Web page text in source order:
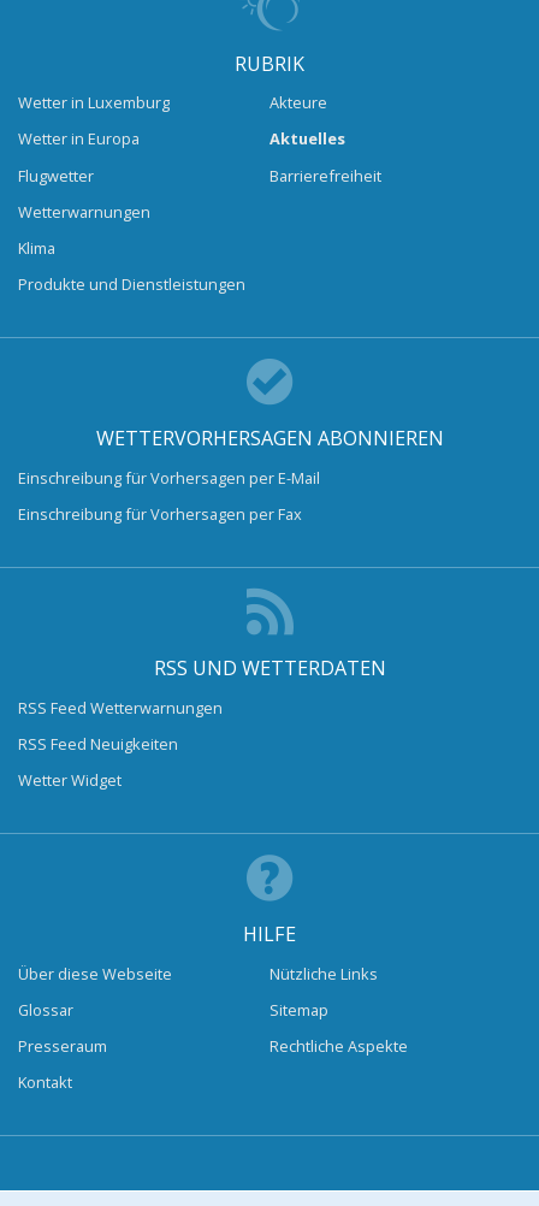
RUBRIK
Wetter in Luxemburg
Wetter in Europa
Flugwetter
Wetterwarnungen
Klima
Produkte und Dienstleistungen
Akteure
Aktuelles
Barrierefreiheit
WETTERVORHERSAGEN ABONNIEREN
Einschreibung für Vorhersagen per E-Mail
Einschreibung für Vorhersagen per Fax
RSS UND WETTERDATEN
RSS Feed Wetterwarnungen
RSS Feed Neuigkeiten
Wetter Widget
HILFE
Über diese Webseite
Glossar
Presseraum
Kontakt
Nützliche Links
Sitemap
Rechtliche Aspekte